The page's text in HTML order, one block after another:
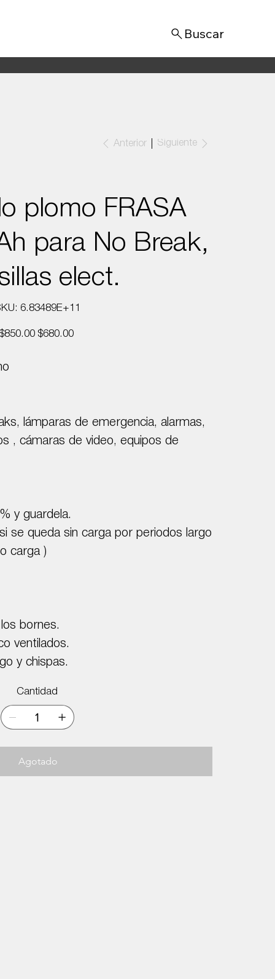
Buscar
Anterior Siguiente
plomo FRASA
para No Break,
elect.
SKU
6.83489E+11
6.83489E+11
Precio
de
$680.00
lámparas de emergencia, alarmas,
, cámaras de video, equipos de
y guardela.
se queda sin carga por periodos largo
carga )
bornes.
ventilados.
y chispas.
Cantidad
Agotado